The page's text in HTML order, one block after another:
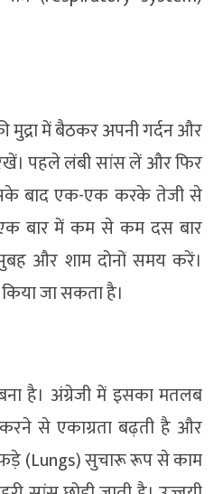
मुद्रा में बैठकर अपनी गर्दन और
पहले लंबी सांस लें और फिर
बाद एक-एक करके तेजी से
बार में कम से कम दस बार
और शाम दोनों समय करें।
जा सकता है।
है। अंग्रेजी में इसका मतलब
से एकाग्रता बढ़ती है और
(Lungs) सुचारू रूप से काम